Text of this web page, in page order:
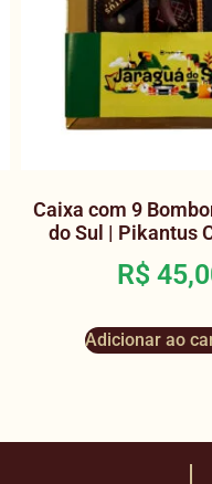
Caixa com 9
do Sul | Pikantus
R$
Adicionar ao